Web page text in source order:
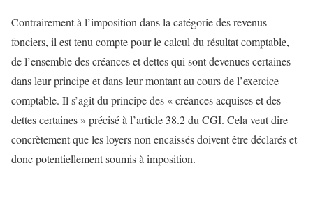
Contrairement à l’imposition dans la catégorie des revenus
fonciers, il est tenu compte pour le calcul du résultat comptable,
de l’ensemble des créances et dettes qui sont devenues certaines
dans leur principe et dans leur montant au cours de l’exercice
comptable. Il s’agit du principe des « créances acquises et des
dettes certaines » précisé à l’article 38.2 du CGI. Cela veut dire
concrètement que les loyers non encaissés doivent être déclarés et
donc potentiellement soumis à imposition.